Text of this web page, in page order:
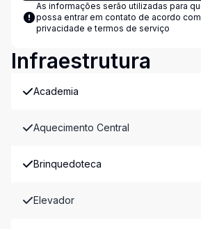
As informações serão utilizadas para
possa entrar em contato de acordo
privacidade e termos de serviço
Infraestrutura
Academia
Aquecimento Central
Brinquedoteca
Elevador